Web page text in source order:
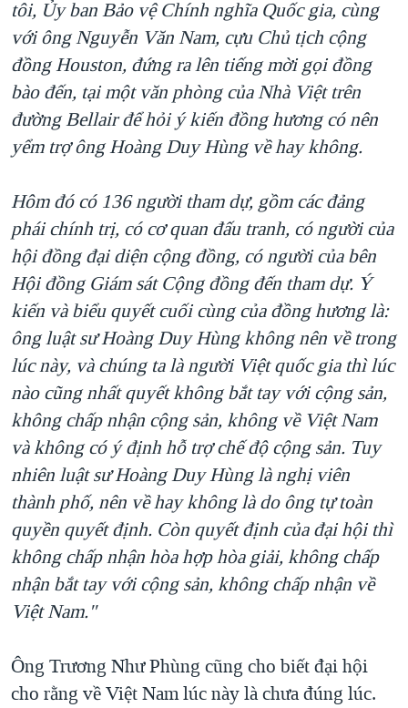
tôi, Ủy ban Bảo vệ Chính nghĩa Quốc gia, cùng
với ông Nguyễn Văn Nam, cựu Chủ tịch cộng
đồng Houston, đứng ra lên tiếng mời gọi đồng
bào đến, tại một văn phòng của Nhà Việt trên
đường Bellair để hỏi ý kiến đồng hương có nên
yểm trợ ông Hoàng Duy Hùng về hay không.
Hôm đó có 136 người tham dự, gồm các đảng
phái chính trị, có cơ quan đấu tranh, có người của
hội đồng đại diện cộng đồng, có người của bên
Hội đồng Giám sát Cộng đồng đến tham dự. Ý
kiến và biểu quyết cuối cùng của đồng hương là:
ông luật sư Hoàng Duy Hùng không nên về trong
lúc này, và chúng ta là người Việt quốc gia thì lúc
nào cũng nhất quyết không bắt tay với cộng sản,
không chấp nhận cộng sản, không về Việt Nam
và không có ý định hỗ trợ chế độ cộng sản. Tuy
nhiên luật sư Hoàng Duy Hùng là nghị viên
thành phố, nên về hay không là do ông tự toàn
quyền quyết định. Còn quyết định của đại hội thì
không chấp nhận hòa hợp hòa giải, không chấp
nhận bắt tay với cộng sản, không chấp nhận về
Việt Nam."
Ông Trương Như Phùng cũng cho biết đại hội
cho rằng về Việt Nam lúc này là chưa đúng lúc.